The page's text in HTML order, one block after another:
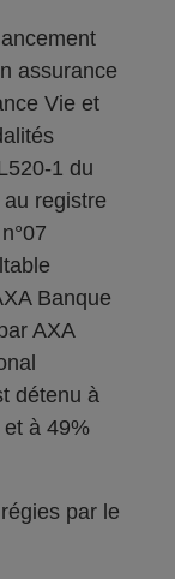
assurance
Vie et
1 du
registre
Banque
AXA
détenu à
et à 49%
par le